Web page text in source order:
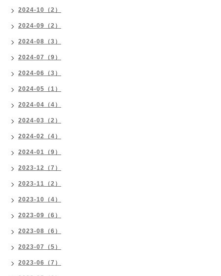
2024-10（2）
2024-09（2）
2024-08（3）
2024-07（9）
2024-06（3）
2024-05（1）
2024-04（4）
2024-03（2）
2024-02（4）
2024-01（9）
2023-12（7）
2023-11（2）
2023-10（4）
2023-09（6）
2023-08（6）
2023-07（5）
2023-06（7）